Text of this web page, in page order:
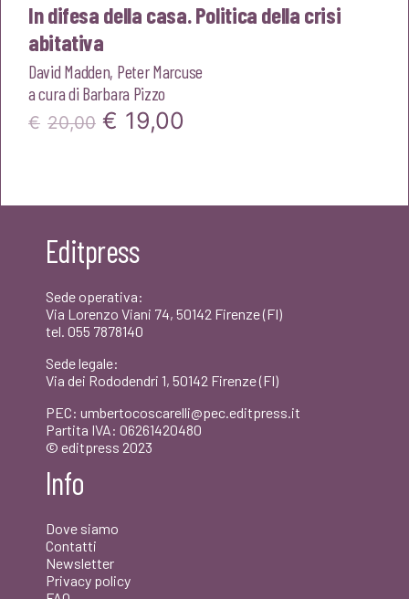
In difesa della casa. Politica della crisi
abitativa
David Madden, Peter Marcuse
a cura di Barbara Pizzo
€ 20,00 Il
€20,00.
€ 19,00
Editpress
Sede operativa:
Via Lorenzo Viani 74, 50142 Firenze (FI)
tel. 055 7878140
Sede legale:
Via dei Rododendri 1, 50142 Firenze (FI)
PEC: umbertocoscarelli@pec.editpress.it
Partita IVA: 06261420480
© editpress 2023
Info
Dove siamo
Contatti
Newsletter
Privacy policy